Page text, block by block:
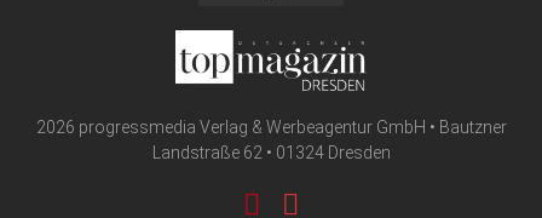
2026 progressmedia Verlag & Werbeagentur GmbH • Bautzner
Landstraße 62 • 01324 Dresden